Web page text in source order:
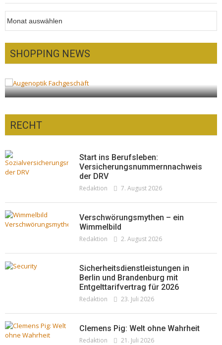
SHOPPING NEWS
RECHT
Start ins Berufsleben:
Versicherungsnummernnachweis
der DRV
Redaktion 7. August 2026
Verschwörungsmythen – ein
Wimmelbild
Redaktion 2. August 2026
Sicherheitsdienstleistungen in
Berlin und Brandenburg mit
Entgelttarifvertrag für 2026
Redaktion 23. Juli 2026
Clemens Pig: Welt ohne Wahrheit
Redaktion 21. Juli 2026